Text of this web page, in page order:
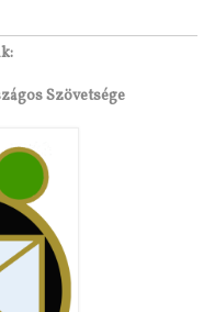
Szövetsége